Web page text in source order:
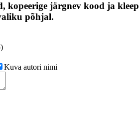
kopeerige järgnev kood ja
põhjal.
Kuva autori nimi